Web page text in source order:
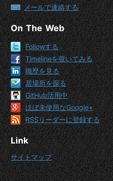
メールで連絡する
On The Web
Followする
Timelineを覗いてみる
職歴を見る
居場所を探る
GitHub活用中
ほぼ未使用なGoogle+
RSSリーダーに登録する
Link
サイトマップ